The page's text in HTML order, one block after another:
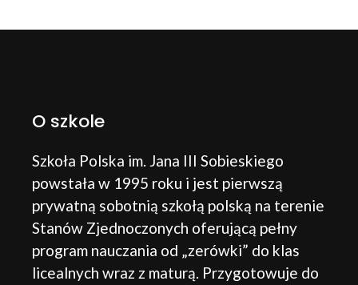
O szkole
Szkoła Polska im. Jana III Sobieskiego
powstała w 1995 roku i jest pierwszą
prywatną sobotnią szkołą polską na terenie
Stanów Zjednoczonych oferującą pełny
program nauczania od „zerówki” do klas
licealnych wraz z maturą. Przygotowuje do